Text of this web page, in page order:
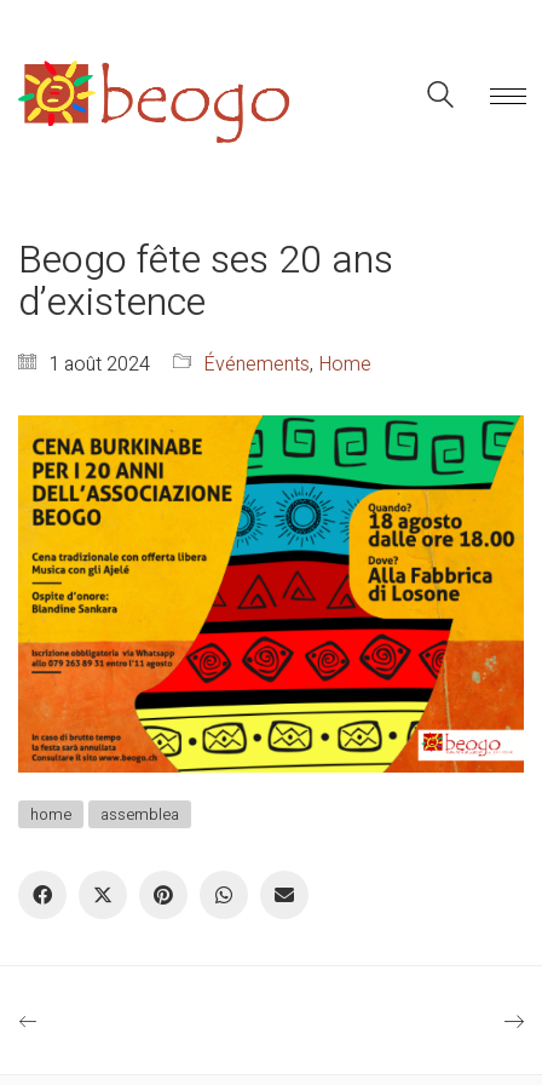
Beogo fête ses 20 ans
d’existence
1 août 2024 Événements, Home
home assemblea